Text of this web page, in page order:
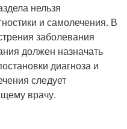
нельзя
и самолечения. В
заболевания
должен назначать
диагноза и
следует
врачу.